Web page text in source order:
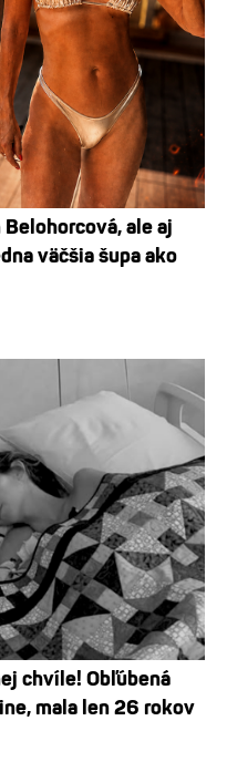
ale aj
väčšia šupa ako
chvíle! Obľúbená
mala len 26 rokov